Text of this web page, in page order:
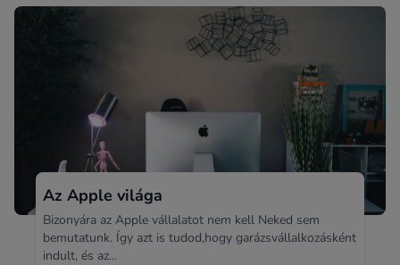
Az Apple világa
Bizonyára az Apple vállalatot nem kell Neked sem
bemutatunk. Így azt is tudod,hogy garázsvállalkozásként
indult, és az...